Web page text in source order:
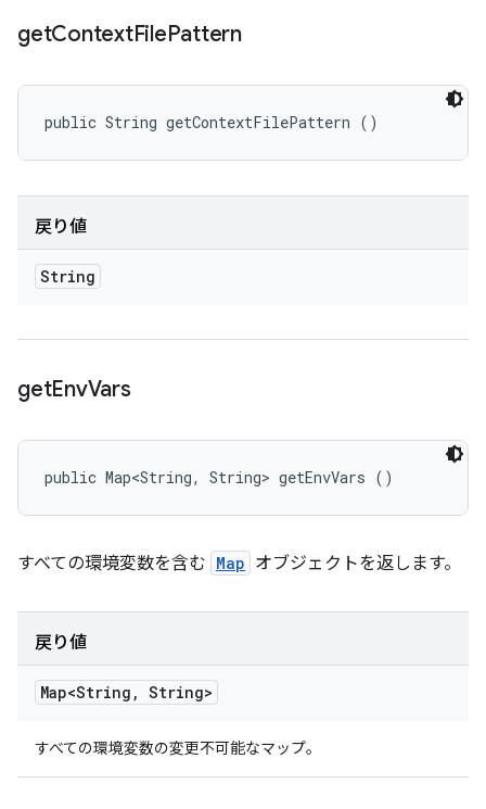
getContextFilePattern
public String getContextFilePattern ()
戻り値
String
getEnvVars
public Map<String, String> getEnvVars ()
すべての環境変数を含む Map オブジェクトを返します。
戻り値
Map<String , String>
すべての環境変数の変更不可能なマップ。